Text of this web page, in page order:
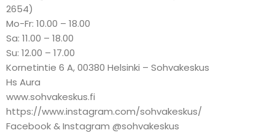
2654)
Mo-Fr: 10.00 – 18.00
Sa: 11.00 – 18.00
Su: 12.00 – 17.00
Kornetintie 6 A, 00380 Helsinki – Sohvakeskus
Hs Aura
www.sohvakeskus.fi
https://www.instagram.com/sohvakeskus/
Facebook & Instagram @sohvakeskus